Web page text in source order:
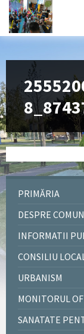
PRIMĂRIA
DESPRE
INFORMATII
CONSILIU
URBANISM
MONITORUL
SANATATE